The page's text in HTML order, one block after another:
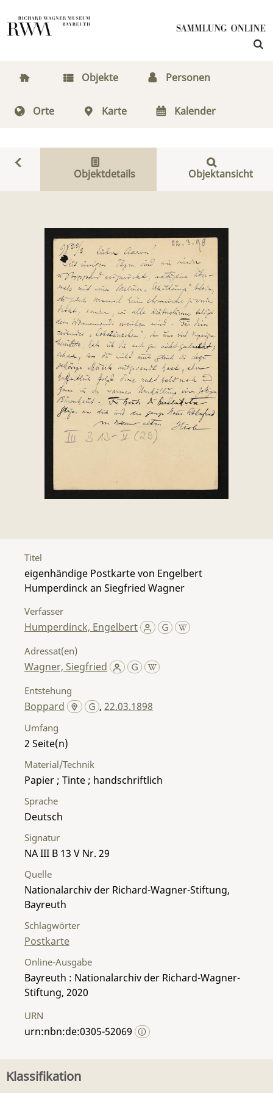
Objekte Personen
Orte Karte Kalender
Objektdetails Objektansicht
Titel
eigenhändige Postkarte von Engelbert
Humperdinck an Siegfried Wagner
Verfasser
Humperdinck, Engelbert
Adressat(en)
Wagner, Siegfried
Entstehung
Boppard ,22.03.1898
Umfang
2
Material/Technik
Papier ; Tinte ; handschriftlich
Sprache
Deutsch
Signatur
NA III B 13 V Nr. 29
Quelle
Nationalarchiv der Richard-Wagner-Stiftung,
Bayreuth
Schlagwörter
Postkarte
Online-Ausgabe
Bayreuth : Nationalarchiv der Richard-Wagner-
Stiftung, 2020
URN
urn:nbn:de:0305-52069
Klassifikation